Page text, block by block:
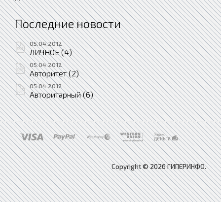
Последние новости
05.04.2012
ЛИЧНОЕ (4)
05.04.2012
Авторитет (2)
05.04.2012
Авторитарный (6)
Copyright © 2026 ГИПЕРИНФО.